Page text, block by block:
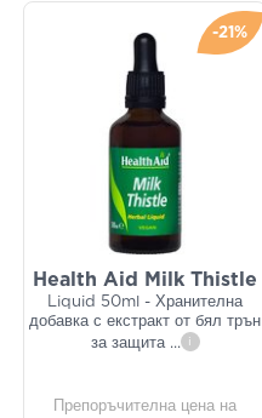
-21%
Health Aid Milk Thistle
Liquid 50ml - Хранителна
добавка с екстракт от бял трън
за защита ... i
Препоръчителна цена на